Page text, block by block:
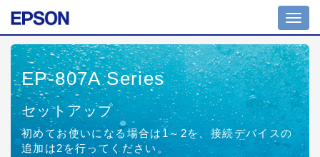
EP-807A Series
セットアップ
初めてお使いになる場合は1～2を、接続デバイスの
追加は2を行ってください。